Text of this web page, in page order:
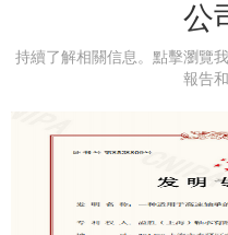
file ID:
公
持續了解相關信息。點擊瀏覽
報告